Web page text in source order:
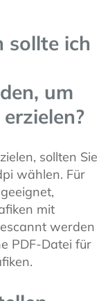
sollte ich
um
sollten Sie
wählen. Für
mit
werden
PDF-Datei für